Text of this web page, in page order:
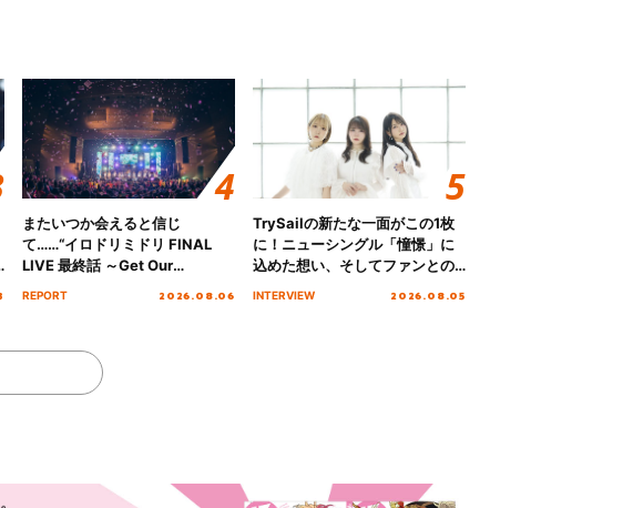
またいつか会えると信じ
て……“イロドリミドリ FINAL
LIVE 最終話 ～Get Our
MIRAI!!!!!!!!!!!!!!～”10年の活動
REPORT 2026.08.06
TrySailの新たな一面がこの1枚
に！ニューシングル「憧憬」に
込めた想い、そしてファンとの
10周年の打ち上げライブを終え
INTERVIEW 2026.08.05